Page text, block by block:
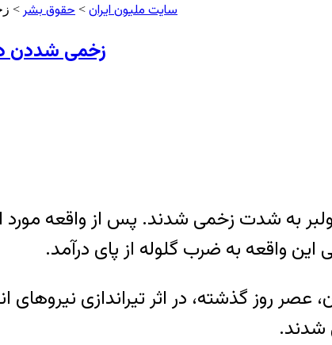
سایت ملیون ایران > حقوق بشر >
زخمی شددن
به شدت زخمی شدند. پس از واقعه مورد
واقعه به ضرب گلوله از پای درآمد.
روز گذشته، در اثر تیراندازی نیروهای
شدند.